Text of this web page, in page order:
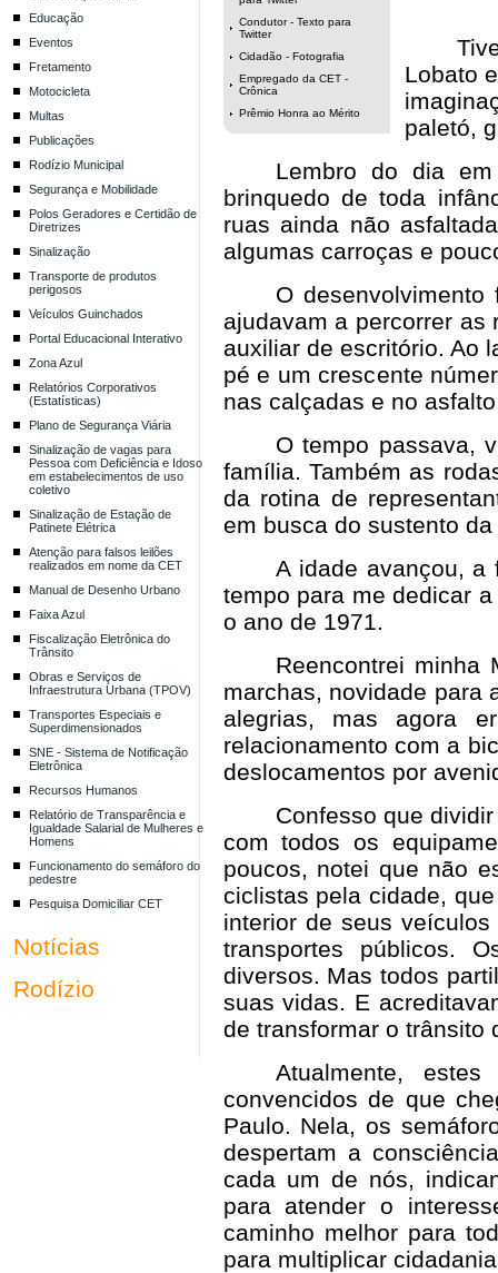
Educação
Eventos
Fretamento
Motocicleta
Multas
Publicações
Rodízio Municipal
Segurança e Mobilidade
Polos Geradores e Certidão de
Diretrizes
Sinalização
Transporte de produtos
perigosos
Veículos Guinchados
Portal Educacional Interativo
Zona Azul
Relatórios Corporativos
(Estatísticas)
Plano de Segurança Viária
Sinalização de vagas para
Pessoa com Deficiência e Idoso
em estabelecimentos de uso
coletivo
Sinalização de Estação de
Patinete Elétrica
Atenção para falsos leilões
realizados em nome da CET
Manual de Desenho Urbano
Faixa Azul
Fiscalização Eletrônica do
Trânsito
Obras e Serviços de
Infraestrutura Urbana (TPOV)
Transportes Especiais e
Superdimensionados
SNE - Sistema de Notificação
Eletrônica
Recursos Humanos
Relatório de Transparência e
Igualdade Salarial de Mulheres e
Homens
Funcionamento do semáforo do
pedestre
Pesquisa Domiciliar CET
Notícias
Rodízio
Condutor - Texto para
Twitter
Cidadão - Fotografia
Empregado da CET -
Crônica
Prêmio Honra ao Mérito
Lobato
paletó,
Lembro do dia
brinquedo de toda
ruas ainda não
algumas carroças e
O
ajudavam a percorrer
auxiliar de escritório. Ao
pé e um crescente
nas calçadas e no
O tempo passava,
família. Também as
da rotina de
em busca do sustento
A idade avançou, a
tempo para me dedicar
o ano de 1971.
Reencontrei minha
marchas, novidade para
alegrias, mas agora
relacionamento com a
deslocamentos por
Confesso que
com todos os
poucos, notei que não
ciclistas pela cidade,
interior de seus
transportes públicos.
diversos. Mas todos
suas vidas. E
de transformar o trânsito
Atualmente,
convencidos de que
Paulo. Nela, os
despertam a
cada um de nós,
para atender o
caminho melhor para
para multiplicar